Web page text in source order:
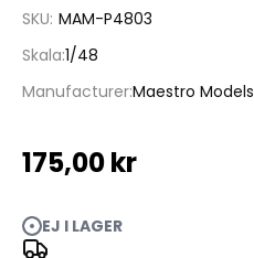
SKU MAM-P4803
Skala 1/48
ManufacturerMaestro Models
175,00 kr
EJ I LAGER
bildgalleriet